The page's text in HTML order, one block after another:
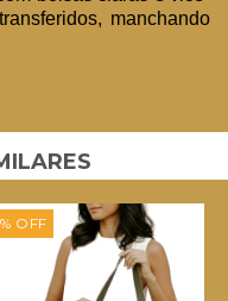
manchando
% OFF